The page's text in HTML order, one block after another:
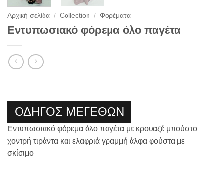
Αρχική σελίδα / Collection / Φορέματα
Εντυπωσιακό φόρεμα όλο παγέτα
ΟΔΗΓΟΣ ΜΕΓΕΘΩΝ
Εντυπωσιακό φόρεμα όλο παγέτα με κρουαζέ μπούστο
χοντρή τιράντα και ελαφριά γραμμή άλφα φούστα με
σκίσιμο